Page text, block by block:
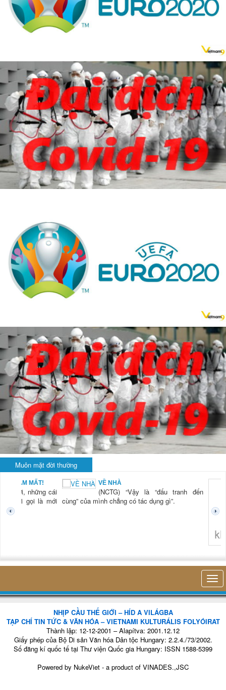
Muôn mặt đời thường
NAM MẤT!
“Xời, những cái
mới gọi là mới
VỀ NHÀ
(NCTG) “Vậy là “đấu tranh đến
cùng” của mình chẳng có tác dụng gì”.
NHỊP CẦU THẾ GIỚI – HÍD A VILÁGBA
TẠP CHÍ TIN TỨC & VĂN HÓA – VIETNAMI KULTURÁLIS FOLYÓIRAT
Thành lập: 12-12-2001 – Alapítva: 2001.12.12
Giấy phép của Bộ Di sản Văn hóa Dân tộc Hungary: 2.2.4./73/2002.
Số đăng kí quốc tế tại Thư viện Quốc gia Hungary: ISSN 1588-5399
Powered by NukeViet - a product of VINADES.,JSC